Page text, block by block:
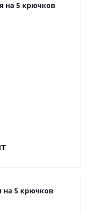
на 5 крючков
на 5 крючков